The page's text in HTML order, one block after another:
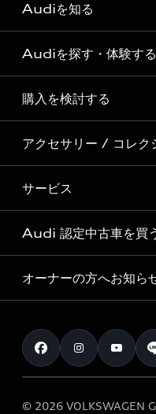
Audiを知る
Audi ブランド
Story of Progress
Audi Sport
Formula 1®
デジタルサービス
Audiを探す・体験する
ディーラー検索
新車在庫検索
試乗車・展示車検索
見積り依頼
試乗予約
購入を検討する
モデル一覧
特別仕様モデル / 限定モデ
e-tronラインアップ
価格シミュレーション
車両比較
カタログ一覧
アクセサリー / コレク
純正アクセサリー
オンラインショップ
Audi collection
アウディナビアプリ
サービス
サービス入庫予約
サービスプログラム
メンテナンス
車検 / 定期点検
e-tronアフターサポート
Audi 認定中古車を買
Audi認定中古車
クオリティ
保証
メンテナンス
オーナーの方へお知ら
お知らせ
オーナー様向けキャンペー
© 2026 VOLKSWAGEN